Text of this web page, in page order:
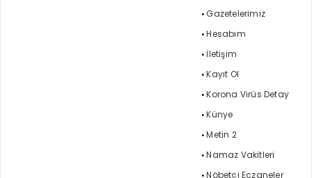
Gazetelerimiz
Hesabım
İletişim
Kayıt Ol
Korona Virüs Detay
Künye
Metin 2
Namaz Vakitleri
Nöbetçi Eczaneler